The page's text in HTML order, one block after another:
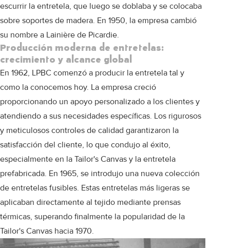
escurrir la entretela, que luego se doblaba y se colocaba
sobre soportes de madera. En 1950, la empresa cambió
su nombre a Lainière de Picardie.
Producción moderna de entretelas:
crecimiento y alcance global
En 1962, LPBC comenzó a producir la entretela tal y
como la conocemos hoy. La empresa creció
proporcionando un apoyo personalizado a los clientes y
atendiendo a sus necesidades específicas. Los rigurosos
y meticulosos controles de calidad garantizaron la
satisfacción del cliente, lo que condujo al éxito,
especialmente en la Tailor's Canvas y la entretela
prefabricada. En 1965, se introdujo una nueva colección
de entretelas fusibles. Estas entretelas más ligeras se
aplicaban directamente al tejido mediante prensas
térmicas, superando finalmente la popularidad de la
Tailor's Canvas hacia 1970.